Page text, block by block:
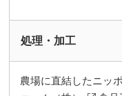
処理・加工
農場に直結したニッ